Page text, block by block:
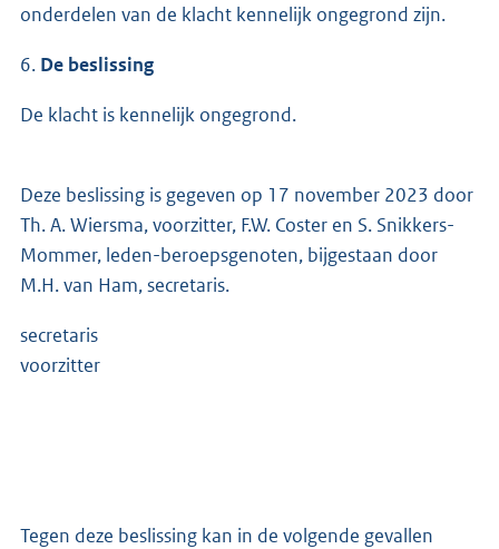
onderdelen van de klacht kennelijk ongegrond zijn.
6. De beslissing
De klacht is kennelijk ongegrond.
Deze beslissing is gegeven op 17 november 2023 door
Th. A. Wiersma, voorzitter, F.W. Coster en S. Snikkers-
Mommer, leden-beroepsgenoten, bijgestaan door
M.H. van Ham, secretaris.
secretaris
voorzitter
Tegen deze beslissing kan in de volgende gevallen